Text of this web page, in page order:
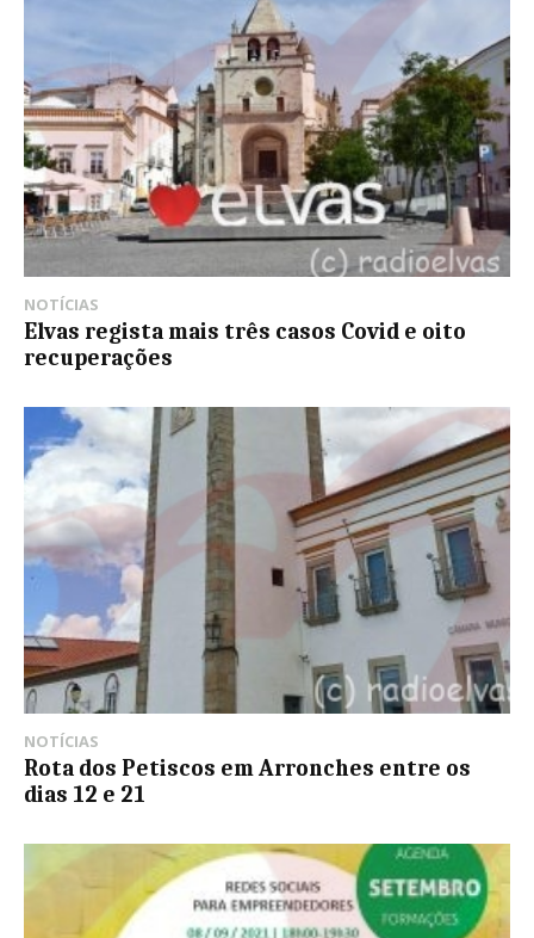
NOTÍCIAS
Elvas regista mais três casos Covid e oito
recuperações
NOTÍCIAS
Rota dos Petiscos em Arronches entre os
dias 12 e 21